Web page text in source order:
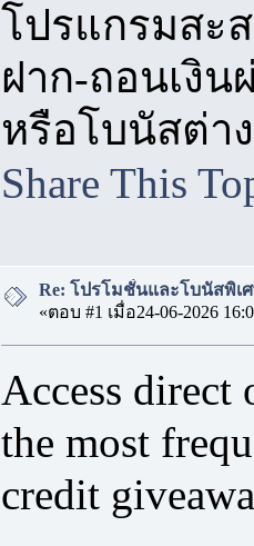
โปรแกรมสะ
ฝาก-ถอนเงิน
หรือโบนัสต่า
Share This
Re: โปรโมชั่นและโบนัสพิเ
«ตอบ #1 เมื่อ24-06-2026
Access direct
the most
credit